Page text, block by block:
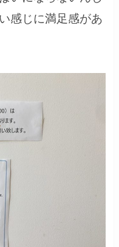
感じに満足感があ